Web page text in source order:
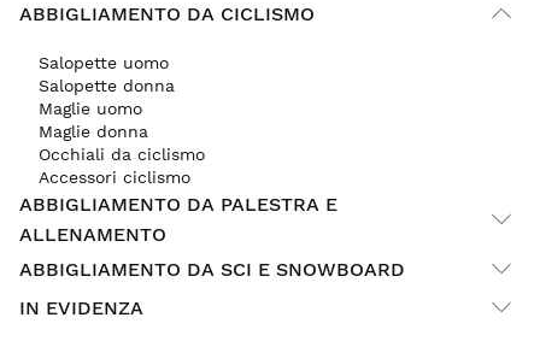
ABBIGLIAMENTO DA CICLISMO
Salopette uomo
Salopette donna
Maglie uomo
Maglie donna
Occhiali da ciclismo
Accessori ciclismo
ABBIGLIAMENTO DA PALESTRA E
ALLENAMENTO
ABBIGLIAMENTO DA SCI E SNOWBOARD
IN EVIDENZA